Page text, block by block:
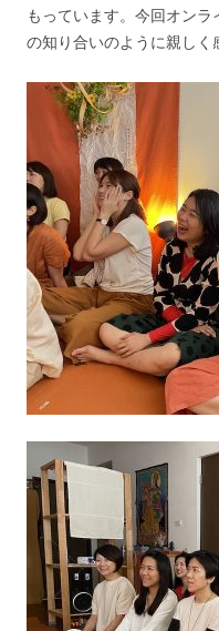
もっています。今回オン
の知り合いのように親しく